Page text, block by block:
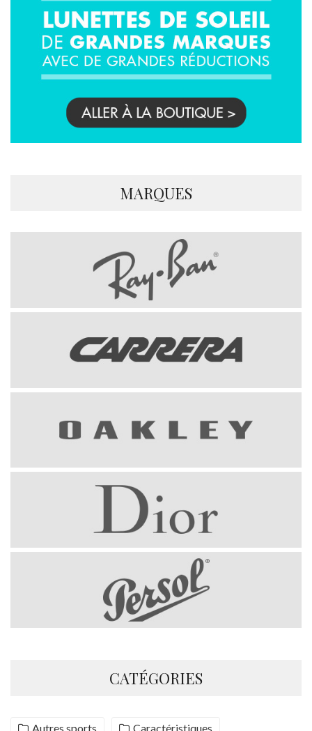
MARQUES
CATÉGORIES
Autres sports Caractéristiques